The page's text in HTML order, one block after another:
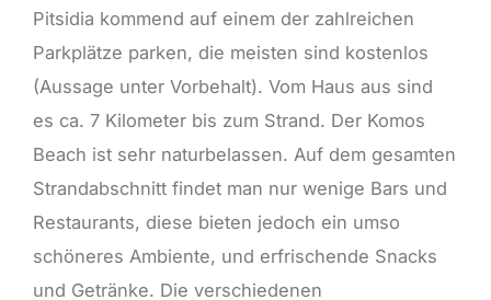
Pitsidia kommend auf einem der zahlreichen
Parkplätze parken, die meisten sind kostenlos
(Aussage unter Vorbehalt). Vom Haus aus sind
es ca. 7 Kilometer bis zum Strand. Der Komos
Beach ist sehr naturbelassen. Auf dem gesamten
Strandabschnitt findet man nur wenige Bars und
Restaurants, diese bieten jedoch ein umso
schöneres Ambiente, und erfrischende Snacks
und Getränke. Die verschiedenen